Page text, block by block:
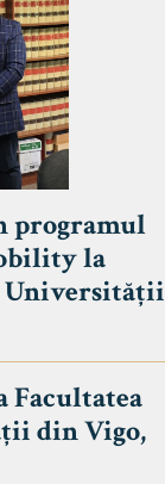
programul
la
Universității
Facultatea
din Vigo,